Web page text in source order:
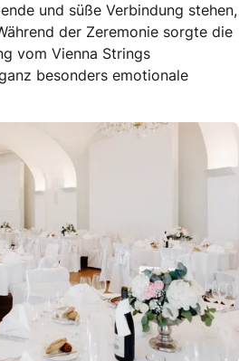
und süße Verbindung stehen,
der Zeremonie sorgte die
vom Vienna Strings
besonders emotionale